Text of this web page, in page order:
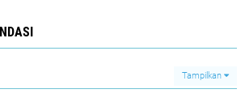
Tampilkan